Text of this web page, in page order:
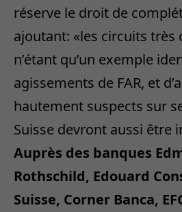
réserve le droit de
ajoutant: «les circuits
n’étant qu’un exemple
agissements de FAR, et
hautement suspects sur
Suisse devront aussi être
Auprès des banques
Rothschild, Edouard
Suisse, Corner Banca,